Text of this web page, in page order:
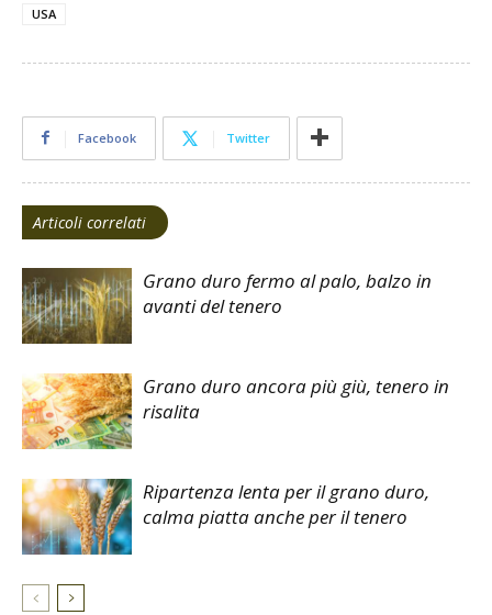
USA
Facebook Twitter
Articoli correlati
Grano duro fermo al palo, balzo in
avanti del tenero
Grano duro ancora più giù, tenero in
risalita
Ripartenza lenta per il grano duro,
calma piatta anche per il tenero